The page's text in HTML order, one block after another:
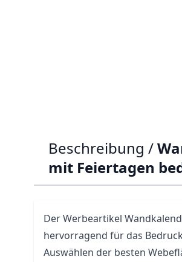
Beschreibung /
mit Feiertagen
Der Werbeartikel
hervorragend für das
Auswählen der besten